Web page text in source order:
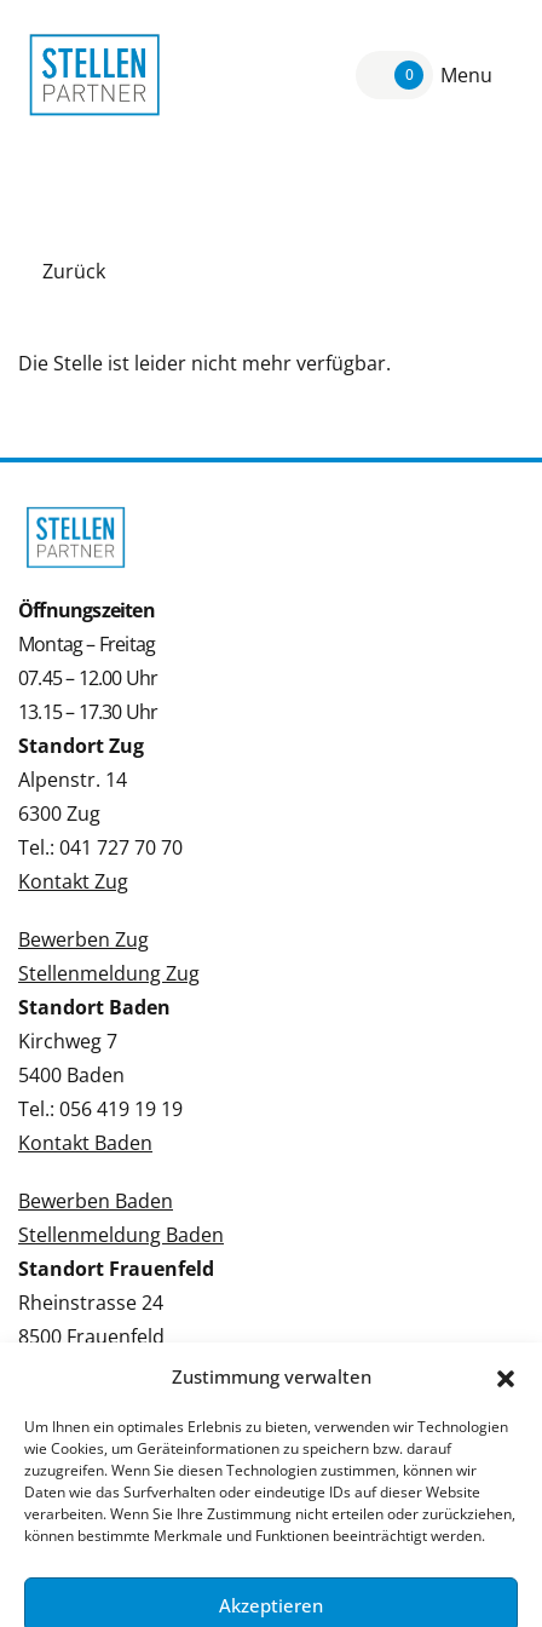
Zustimmung verwalten
Um Ihnen ein optimales Erlebnis zu bieten, verwenden wir Technologien
wie Cookies, um Geräteinformationen zu speichern bzw. darauf
zuzugreifen. Wenn Sie diesen Technologien zustimmen, können wir
Daten wie das Surfverhalten oder eindeutige IDs auf dieser Website
verarbeiten. Wenn Sie Ihre Zustimmung nicht erteilen oder zurückziehen,
können bestimmte Merkmale und Funktionen beeinträchtigt werden.
Akzeptieren
0 Menu
Zurück
Die Stelle ist leider nicht mehr verfügbar.
Öffnungszeiten
Montag – Freitag
07.45 – 12.00 Uhr
13.15 – 17.30 Uhr
Standort Zug
Alpenstr. 14
6300 Zug
Tel.: 041 727 70 70
Kontakt Zug
Bewerben Zug
Stellenmeldung Zug
Standort Baden
Kirchweg 7
5400 Baden
Tel.: 056 419 19 19
Kontakt Baden
Bewerben Baden
Stellenmeldung Baden
Standort Frauenfeld
Rheinstrasse 24
8500 Frauenfeld
Tel.: 052 224 09 09
Bewerben Frauenfeld
Stellenmeldung Frauenfeld
© 2026 Stellenpartner AG